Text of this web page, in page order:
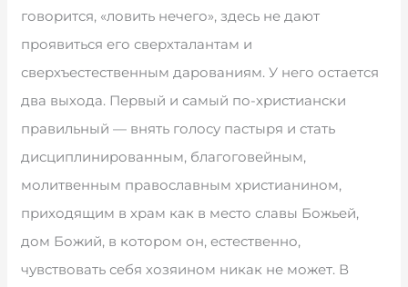
говорится, «ловить нечего», здесь не дают
проявиться его сверхталантам и
сверхъестественным дарованиям. У него остается
два выхода. Первый и самый по-христиански
правильный — внять голосу пастыря и стать
дисциплинированным, благоговейным,
молитвенным православным христианином,
приходящим в храм как в место славы Божьей,
дом Божий, в котором он, естественно,
чувствовать себя хозяином никак не может. В